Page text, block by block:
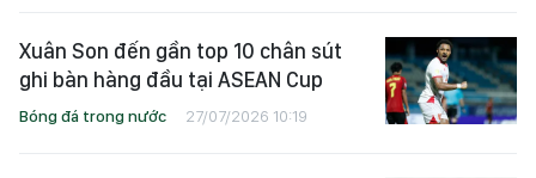
Xuân Son đến gần top 10 chân sút
ghi bàn hàng đầu tại ASEAN Cup
Bóng đá trong nước 27/07/2026 10:19